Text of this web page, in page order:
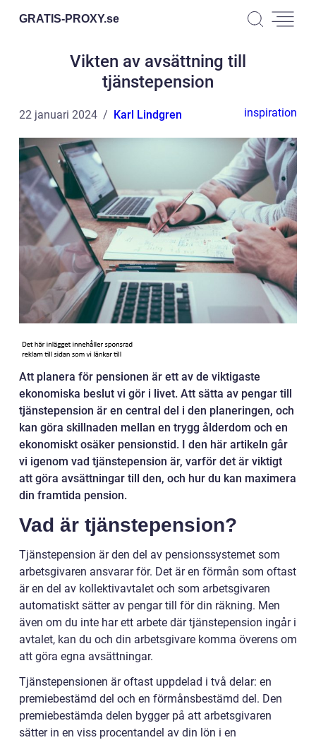
GRATIS-PROXY.se
Vikten av avsättning till
tjänstepension
22 januari 2024 Karl Lindgren inspiration
Att planera för pensionen är ett av de viktigaste
ekonomiska beslut vi gör i livet. Att sätta av pengar till
tjänstepension är en central del i den planeringen, och
kan göra skillnaden mellan en trygg ålderdom och en
ekonomiskt osäker pensionstid. I den här artikeln går
vi igenom vad tjänstepension är, varför det är viktigt
att göra avsättningar till den, och hur du kan maximera
din framtida pension.
Vad är tjänstepension?
Tjänstepension är den del av pensionssystemet som
arbetsgivaren ansvarar för. Det är en förmån som oftast
är en del av kollektivavtalet och som arbetsgivaren
automatiskt sätter av pengar till för din räkning. Men
även om du inte har ett arbete där tjänstepension ingår i
avtalet, kan du och din arbetsgivare komma överens om
att göra egna avsättningar.
Tjänstepensionen är oftast uppdelad i två delar: en
premiebestämd del och en förmånsbestämd del. Den
premiebestämda delen bygger på att arbetsgivaren
sätter in en viss procentandel av din lön i en